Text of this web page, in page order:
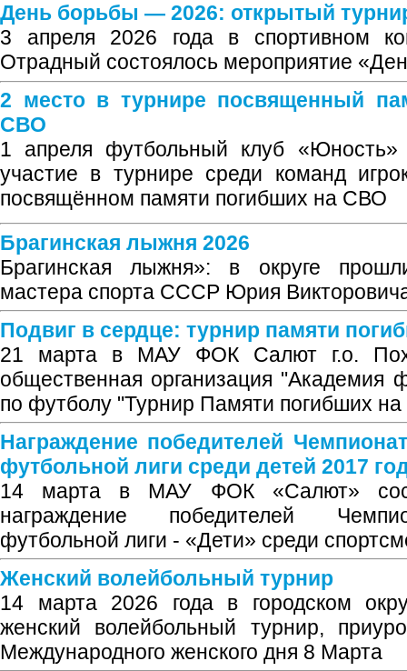
День борьбы — 2026: открытый
3 апреля 2026 года в спортивном
Отрадный состоялось мероприятие
2 место в турнире посвященный
СВО
1 апреля футбольный клуб «Юность»
участие в турнире среди команд
посвящённом памяти погибших на СВО
Брагинская лыжня 2026
Брагинская лыжня»: в округе
мастера спорта СССР Юрия
Подвиг в сердце: турнир памяти
21 марта в МАУ ФОК Салют г.о.
общественная организация "Академия
по футболу "Турнир Памяти погибших
Награждение победителей
футбольной лиги среди детей 2017
14 марта в МАУ ФОК «Салют»
награждение победителей
футбольной лиги - «Дети» среди
Женский волейбольный турнир
14 марта 2026 года в городском
женский волейбольный турнир,
Международного женского дня 8 Марта